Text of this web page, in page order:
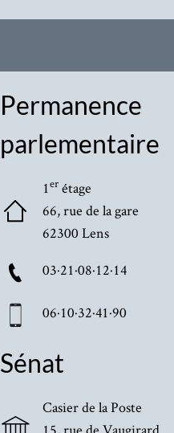
Permanence
parlementaire
1er étage
66, rue de la gare
62300 Lens
03·21·08·12·14
06·10·32·41·90
Sénat
Casier de la Poste